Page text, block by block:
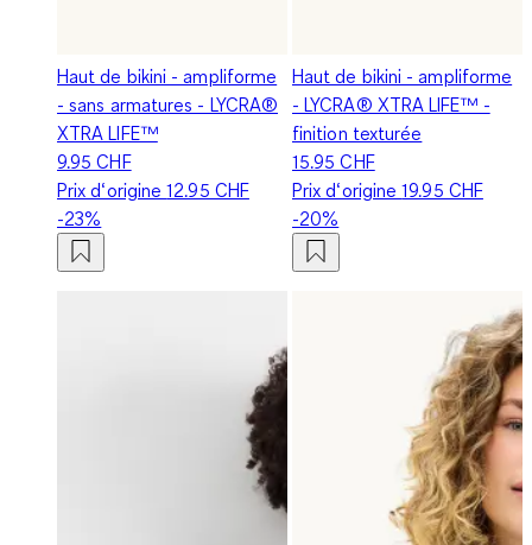
Haut de bikini - ampliforme
- sans armatures - LYCRA®
XTRA LIFE™
9.95 CHF
Prix d‘origine12.95 CHF
-23%
Haut de bikini - ampliforme
- LYCRA® XTRA LIFE™ -
finition texturée
15.95 CHF
Prix d‘origine19.95 CHF
-20%